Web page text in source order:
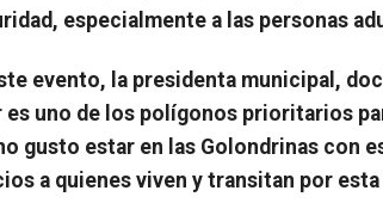
especialmente a las personas
evento, la presidenta municipal,
uno de los polígonos prioritarios
gusto estar en las Golondrinas con
a quienes viven y transitan por esta